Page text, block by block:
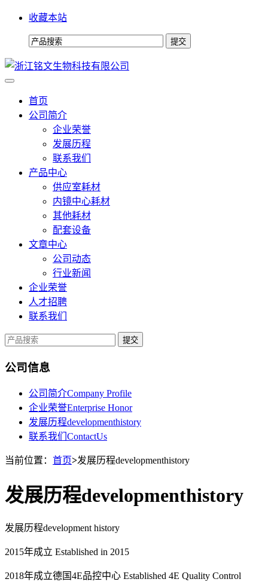
收藏本站
首页
公司简介
企业荣誉
发展历程
联系我们
产品中心
供应室耗材
内镜中心耗材
其他耗材
配套设备
文章中心
公司动态
行业新闻
企业荣誉
人才招聘
联系我们
提交
公司信息
公司简介Company Profile
企业荣誉Enterprise Honor
发展历程developmenthistory
联系我们ContactUs
当前位置： 首页>发展历程developmenthistory
发展历程developmenthistory
发展历程development history
2015年成立 Established in 2015
2018年成立德国4E品控中心 Established 4E Quality Control